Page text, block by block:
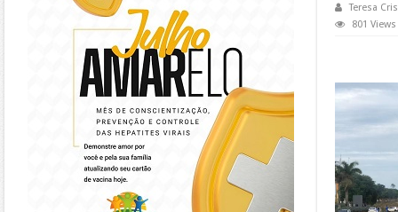
Teresa
801 Views